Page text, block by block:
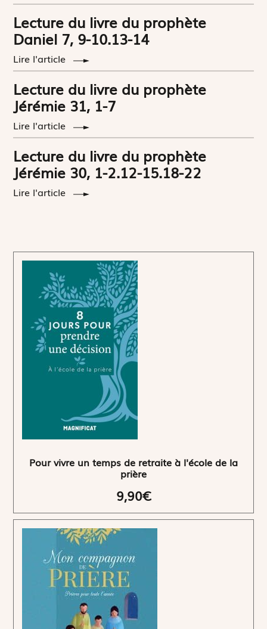
Lecture du livre du prophète
Daniel 7, 9-10.13-14
Lire l'article
Lecture du livre du prophète
Jérémie 31, 1-7
Lire l'article
Lecture du livre du prophète
Jérémie 30, 1-2.12-15.18-22
Lire l'article
Pour vivre un temps de retraite à l'école de la
prière
9,90€